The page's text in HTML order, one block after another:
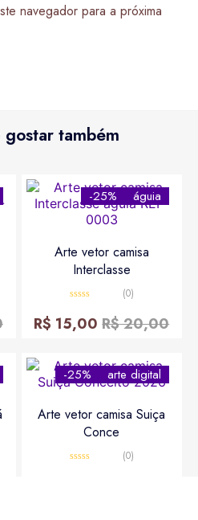
navegador para a próxima
também
-25% águia
Arte vetor camisa
Interclasse
0
de
(0)
R$20,00
R$ 15,00
-25% arte digital
Arte vetor camisa Suiça
Conce
(0)